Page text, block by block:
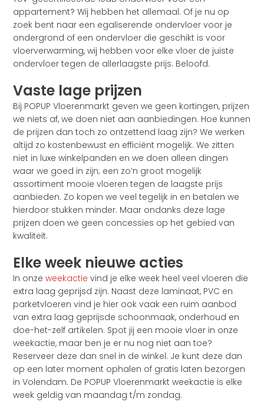
appartement? Wij hebben het allemaal. Of je nu op
zoek bent naar een egaliserende ondervloer voor je
ondergrond of een ondervloer die geschikt is voor
vloerverwarming, wij hebben voor elke vloer de juiste
ondervloer tegen de allerlaagste prijs. Beloofd.
Vaste lage prijzen
Bij POPUP Vloerenmarkt geven we geen kortingen, prijzen
we niets af, we doen niet aan aanbiedingen. Hoe kunnen
de prijzen dan toch zo ontzettend laag zijn? We werken
altijd zo kostenbewust en efficiënt mogelijk. We zitten
niet in luxe winkelpanden en we doen alleen dingen
waar we goed in zijn; een zo’n groot mogelijk
assortiment mooie vloeren tegen de laagste prijs
aanbieden. Zo kopen we veel tegelijk in en betalen we
hierdoor stukken minder. Maar ondanks deze lage
prijzen doen we geen concessies op het gebied van
kwaliteit.
Elke week nieuwe acties
In onze weekactie vind je elke week heel veel vloeren die
extra laag geprijsd zijn. Naast deze laminaat, PVC en
parketvloeren vind je hier ook vaak een ruim aanbod
van extra laag geprijsde schoonmaak, onderhoud en
doe-het-zelf artikelen. Spot jij een mooie vloer in onze
weekactie, maar ben je er nu nog niet aan toe?
Reserveer deze dan snel in de winkel. Je kunt deze dan
op een later moment ophalen of gratis laten bezorgen
in Volendam. De POPUP Vloerenmarkt weekactie is elke
week geldig van maandag t/m zondag.